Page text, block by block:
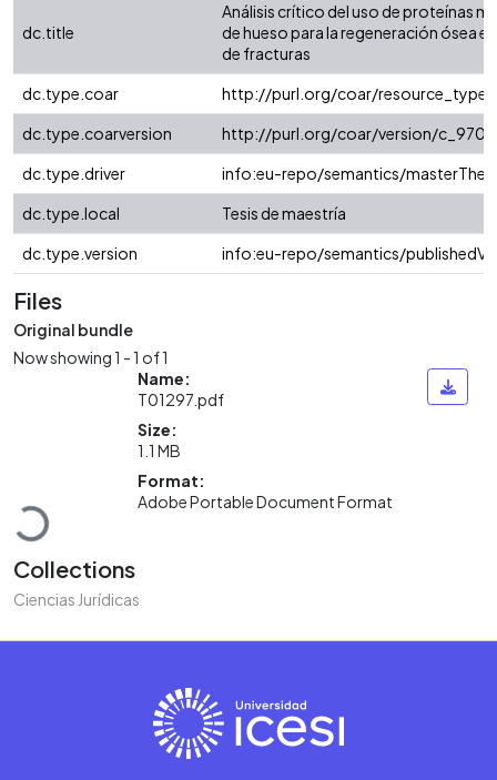
dc.title
Análisis crítico del uso de proteínas
de hueso para la regeneración ósea
de fracturas
dc.type.coar
http://purl.org/coar/resource_type/
dc.type.coarversion
http://purl.org/coar/version/
dc.type.driver
info:eu-repo/semantics/
dc.type.local
Tesis de maestría
dc.type.version
info:eu-repo/semantics/
Files
Original bundle
Now showing1 - 1 of 1
Loading...
Name:
T01297.pdf
Size:
1.1 MB
Format:
Adobe Portable Document Format
Collections
Ciencias Jurídicas